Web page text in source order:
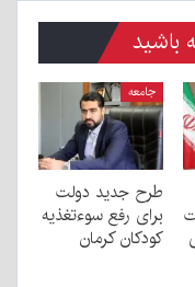
جامعه
طرح جدید دولت
برای رفع سوءتغذیه
کودکان کرمان